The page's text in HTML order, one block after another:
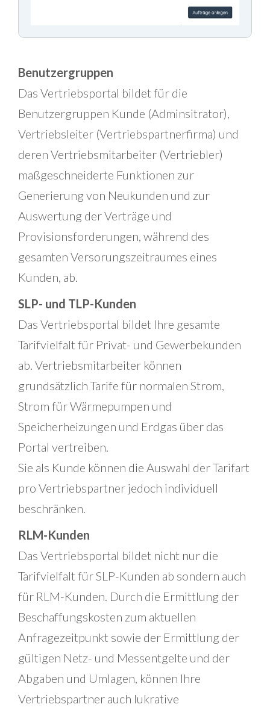
Benutzergruppen
Das Vertriebsportal bildet für die
Benutzergruppen Kunde (Adminsitrator),
Vertriebsleiter (Vertriebspartnerfirma) und
deren Vertriebsmitarbeiter (Vertriebler)
maßgeschneiderte Funktionen zur
Generierung von Neukunden und zur
Auswertung der Verträge und
Provisionsforderungen, während des
gesamten Versorungszeitraumes eines
Kunden, ab.
SLP- und TLP-Kunden
Das Vertriebsportal bildet Ihre gesamte
Tarifvielfalt für Privat- und Gewerbekunden
ab. Vertriebsmitarbeiter können
grundsätzlich Tarife für normalen Strom,
Strom für Wärmepumpen und
Speicherheizungen und Erdgas über das
Portal vertreiben.
Sie als Kunde können die Auswahl der Tarifart
pro Vertriebspartner jedoch individuell
beschränken.
RLM-Kunden
Das Vertriebsportal bildet nicht nur die
Tarifvielfalt für SLP-Kunden ab sondern auch
für RLM-Kunden. Durch die Ermittlung der
Beschaffungskosten zum aktuellen
Anfragezeitpunkt sowie der Ermittlung der
gültigen Netz- und Messentgelte und der
Abgaben und Umlagen, können Ihre
Vertriebspartner auch lukrative